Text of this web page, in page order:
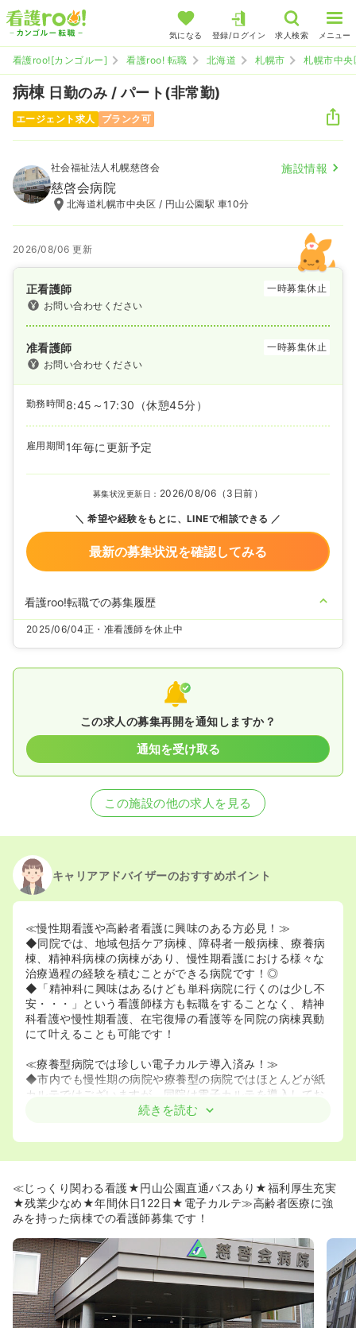
気になる 登録/ログイン 求人検索 メニュー
看護roo![カンゴルー] 看護roo! 転職 北海道 札幌市 札幌市中央
病棟 日勤のみ / パート(非常勤)
エージェント求人 ブランク可
社会福祉法人札幌慈啓会 施設情報
慈啓会病院
北海道札幌市中央区 / 円山公園駅 車10分
2026/08/06 更新
正看護師
一時募集休止
お問い合わせください
准看護師
一時募集休止
お問い合わせください
勤務時間 8:45～17:30 （休憩45分）
雇用期間 1年毎に更新予定
募集状況更新日： 2026/08/06（3日前）
希望や経験をもとに、LINEで相談できる
最新の募集状況を確認してみる
看護roo!転職での募集履歴
2025/06/04正・准看護師を休止中
この求人の募集再開を通知しますか？
通知を受け取る
この施設の他の求人を見る
キャリアアドバイザーのおすすめポイント
≪慢性期看護や高齢者看護に興味のある方必見！≫
◆同院では、地域包括ケア病棟、障碍者一般病棟、療養病
棟、精神科病棟の病棟があり、慢性期看護における様々な
治療過程の経験を積むことができる病院です！◎
◆「精神科に興味はあるけども単科病院に行くのは少し不
安・・・」という看護師様方も転職をすることなく、精神
科看護や慢性期看護、在宅復帰の看護等を同院の病棟異動
にて叶えることも可能です！
≪療養型病院では珍しい電子カルテ導入済み！≫
◆市内でも慢性期の病院や療養型の病院ではほとんどが紙
カルテではございますが、同院は電子カルテを導入してお
◆残業時間が月平均で5時間程度に抑えられております！
◆法人内で様々な施設を運営しておりますので、長期就業
の上で病院から介護施設への異動も可能です◎
≪職員専用の送迎バスあり♪≫
◆電車通勤できないかたも送迎バスがございます！
◆車通勤希望の方はもちろんですが、電車通勤の方も円山
公園から職員専用送迎バスがでておりますので安心です！
《休日数が多くWLBを重視して働きたい方におすすめです
続きを読む
≪じっくり関わる看護★円山公園直通バスあり★福利厚生充実
★残業少なめ★年間休日122日★電子カルテ≫高齢者医療に強
みを持った病棟での看護師募集です！